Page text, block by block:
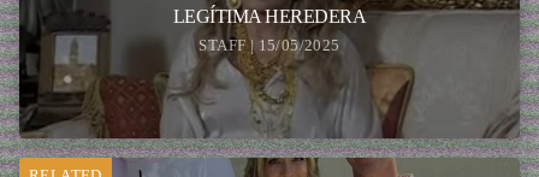
LEGÍTIMA HEREDERA
STAFF | 15/05/2025